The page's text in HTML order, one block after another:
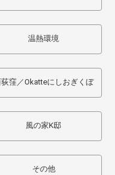
温熱環境
荻窪／Okatteにしおぎくぼ
風の家K邸
その他